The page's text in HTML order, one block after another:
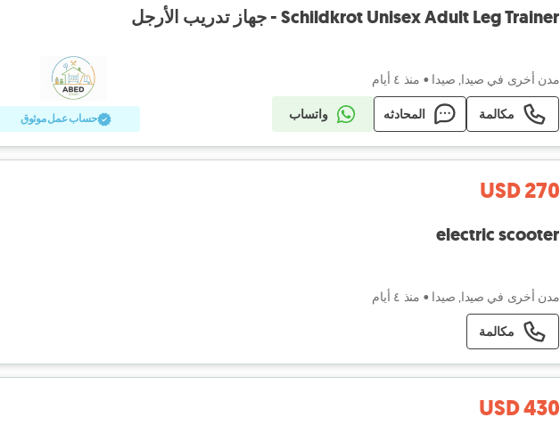
Schildkrot Unisex Adult Leg Trainer - جهاز تدريب الأرجل
مدن أخرى في صيدا, صيدا • منذ ٤ أيام
مكالمة المحادثه واتساب حساب عمل موثوق
USD 270
electric scooter
مدن أخرى في صيدا, صيدا • منذ ٤ أيام
مكالمة
USD 430